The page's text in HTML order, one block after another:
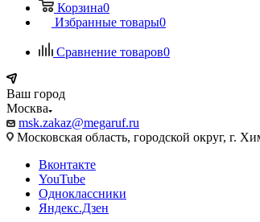
Корзина0
Избранные товары0
Сравнение товаров0
Ваш город
Москва
msk.zakaz@megaruf.ru
Московская область, городской округ, г.
Вконтакте
YouTube
Одноклассники
Яндекс.Дзен